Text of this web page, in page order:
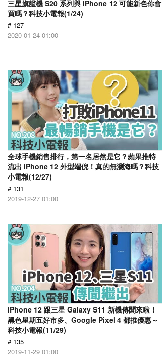
三星旗艦機 S20 系列與 iPhone 12 可能新色你會
買嗎？科技小電報(1/24)
# 127
2020-01-24 01:00
全球手機銷售排行，第一名居然是它？蘋果推特
流出 iPhone 12 外型端倪！真的無瀏海嗎？科技
小電報(12/27)
# 131
2019-12-27 01:00
iPhone 12 跟三星 Galaxy S11 新機傳聞來啦！
黑色星期五好市多、Google Pixel 4 都推優惠～
科技小電報(11/29)
# 135
2019-11-29 01:00